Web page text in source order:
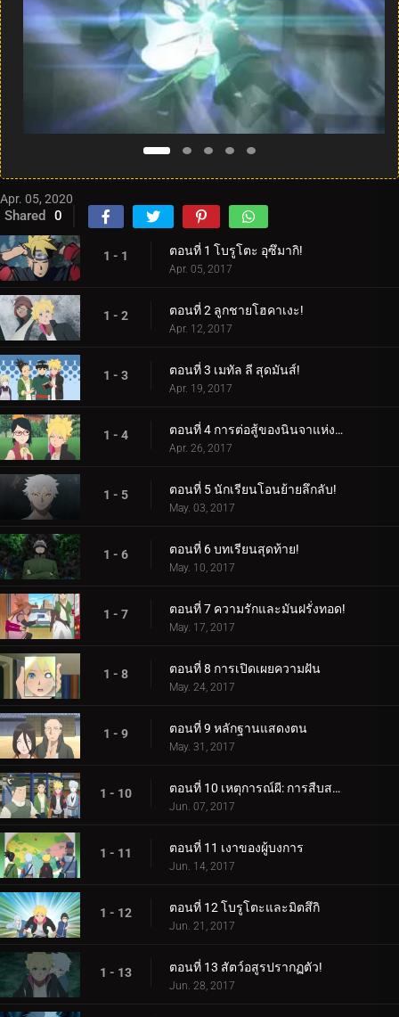
Apr. 05, 2020
Shared 0
1 - 1 ตอนที่ 1 โบรูโตะ อุซึมากิ!
Apr. 05, 2017
1 - 2 ตอนที่ 2 ลูกชายโฮคาเงะ!
Apr. 12, 2017
1 - 3 ตอนที่ 3 เมทัล ลี สุดมันส์!
Apr. 19, 2017
1 - 4 ตอนที่ 4 การต่อสู้ของนินจาแห่งเพศ!
Apr. 26, 2017
1 - 5 ตอนที่ 5 นักเรียนโอนย้ายลึกลับ!
May. 03, 2017
1 - 6 ตอนที่ 6 บทเรียนสุดท้าย!
May. 10, 2017
1 - 7 ตอนที่ 7 ความรักและมันฝรั่งทอด!
May. 17, 2017
1 - 8 ตอนที่ 8 การเปิดเผยความฝัน
May. 24, 2017
1 - 9 ตอนที่ 9 หลักฐานแสดงตน
May. 31, 2017
1 - 10 ตอนที่ 10 เหตุการณ์ผี: การสืบสวนเริ่มต้นขึ้น!
Jun. 07, 2017
1 - 11 ตอนที่ 11 เงาของผู้บงการ
Jun. 14, 2017
1 - 12 ตอนที่ 12 โบรูโตะและมิตสึกิ
Jun. 21, 2017
1 - 13 ตอนที่ 13 สัตว์อสูรปรากฏตัว!
Jun. 28, 2017